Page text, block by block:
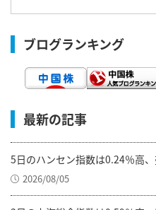
ブログランキング
最新の記事
5日のハンセン指数は0.24％高、
2026/08/05